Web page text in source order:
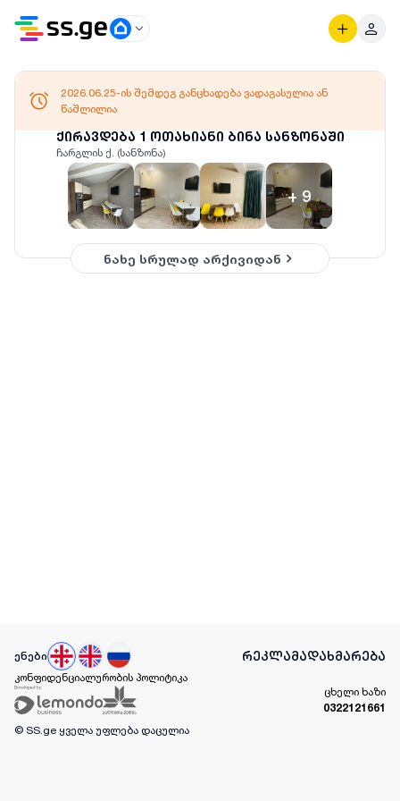
ქირავდება 1 ოთახიანი ბინა სანზონაში
ჩარგლის ქ. (სანზონა)
+ 9
2026.06.25-ის შემდეგ განცხადება ვადაგასულია ან
წაშლილია
ნახე სრულად არქივიდან
ენები რეკლამადახმარება
კონფიდენციალურობის პოლიტიკა
ცხელი ხაზი
0322121661
© SS.ge ყველა უფლება დაცულია